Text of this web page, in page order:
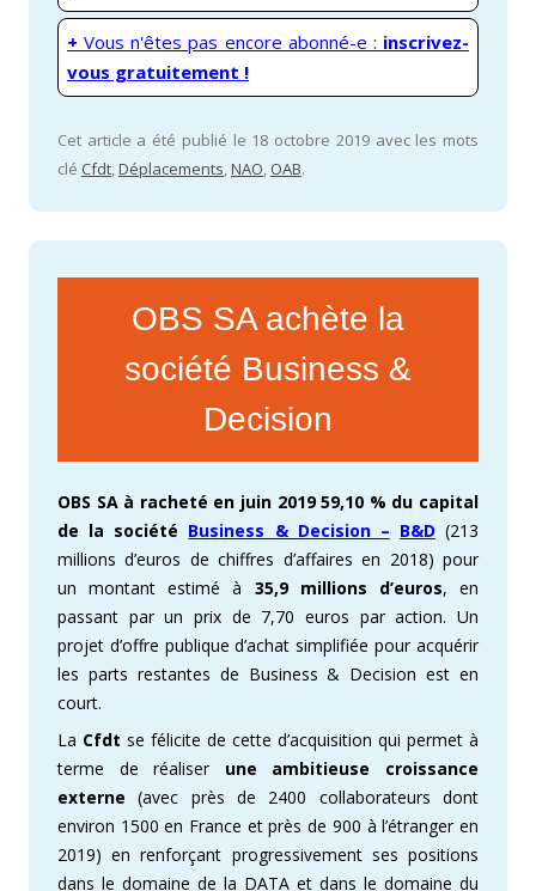
+ Vous n'êtes pas encore abonné-e : inscrivez-
vous gratuitement !
Cet article a été publié le 18 octobre 2019 avec les mots
clé Cfdt,Déplacements,NAO, OAB.
OBS SA achète la
société Business &
Decision
OBS SA à racheté en juin 2019 59,10 % du capital
de la société Business & Decision – B&D (213
millions d’euros de chiffres d’affaires en 2018) pour
un montant estimé à 35,9 millions d’euros, en
passant par un prix de 7,70 euros par action. Un
projet d’offre publique d’achat simplifiée pour acquérir
les parts restantes de Business & Decision est en
court.
La Cfdt se félicite de cette d’acquisition qui permet à
terme de réaliser une ambitieuse croissance
externe (avec près de 2400 collaborateurs dont
environ 1500 en France et près de 900 à l’étranger en
2019) en renforçant progressivement ses positions
dans le domaine de la DATA et dans le domaine du